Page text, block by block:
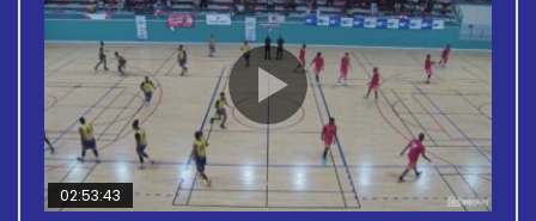
02:53:43
02:11:07
02:35:15
02:46:27
02:03:34